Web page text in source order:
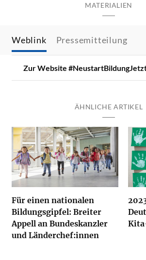
MATERIALIEN
Weblink Pressemitteilung
Zur Website
ÄHNLICHE ARTIKEL
Für einen nationalen
Bildungsgipfel: Breiter
Appell an Bundeskanzler
und Länderchef:innen